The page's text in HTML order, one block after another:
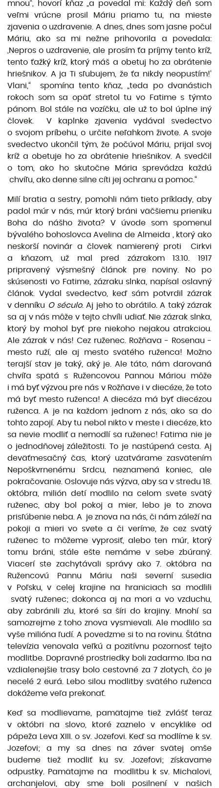
mnou“, hovorí kňaz „a povedal mi: Každý deň som
veľmi vrúcne prosil Máriu priamo tu, na mieste
zjavenia o uzdravenie. A dnes, dnes som jasne počul
Máriu, ako sa mi nežne prihovorila a povedala:
,Nepros o uzdravenie, ale prosím ťa príjmy tento kríž,
tento ťažký kríž, ktorý máš a obetuj ho za obrátenie
hriešnikov. A ja Ti sľubujem, že ťa nikdy neopustím!‘
Vlani,“ spomína tento kňaz, „teda po dvanástich
rokoch som sa opäť stretol tu vo Fatime s týmto
pánom. Bol stále na vozíčku, ale už to bol úplne iný
človek. V kaplnke zjavenia vydával svedectvo
o svojom príbehu, o určite neľahkom živote. A svoje
svedectvo ukončil tým, že počúvol Máriu, prijal svoj
kríž a obetuje ho za obrátenie hriešnikov. A svedčil
o tom, ako ho skutočne Mária sprevádza každú
chvíľu, ako denne silne cíti jej ochranu a pomoc.“
Milí bratia a sestry, pomohli nám tieto príklady, aby
padol múr v nás, múr ktorý bráni väčšiemu prieniku
Boha do nášho života? V úvode som spomenul
bývalého bohoslovca Avelina de Almeida , ktorý ako
neskorší novinár a človek namierený proti Cirkvi
a kňazom, už mal pred zázrakom 13.10. 1917
pripravený výsmešný článok pre noviny. No po
skúsenosti vo Fatime, zázraku slnka, napísal oslavný
článok. Vydal svedectvo, keď sám potvrdil zázrak
v denníku O século. Aj jeho to obrátilo. A taký zázrak
sa aj v nás môže v tejto chvíli udiať. Nie zázrak slnka,
ktorý by mohol byť pre niekoho nejakou atrakciou.
Ale zázrak v nás! Cez ruženec. Rožňava - Rosenau -
mesto ruží, ale aj mesto svätého ruženca! Možno
terajší stav je taký, aký je. Ale táto, nám darovaná
chvíľa spätá s Ružencovou Pannou Máriou môže
i má byť výzvou pre nás v Rožňave i v diecéze, že toto
má byť mesto ruženca! A diecéza má byť diecézou
ruženca. A je na každom jednom z nás, ako sa do
tohto zapojí. Aby tu nebol nikto v meste i diecéze, kto
sa nevie modliť a nemodlí sa ruženec! Fatima nie je
o jednodňovej záležitosti. To je nastúpená cesta. Aj
deväťmesačný čas, ktorý uzatvárame zasvätením
Nepoškvrnenému Srdcu, neznamená koniec, ale
pokračovanie. Oslovuje nás výzva, aby sa v stredu 18.
októbra, milión detí modlilo na celom svete svätý
ruženec, aby bol pokoj a mier, lebo je to znova
prisľúbenie neba. A je znova na nás, či nám záleží na
pokoji a mieri vo svete a či veríme, že cez svätý
ruženec to môžeme vyprosiť, alebo ten múr, ktorý
tomu bráni, stále ešte nemáme v sebe zbúraný.
Viacerí ste zachytávali správy ako 7. októbra na
Ružencovú Pannu Máriu naši severní susedia
v Poľsku, v celej krajine na hraniciach sa modlili
svätý ruženec; dokonca aj na mori a vo vzduchu,
aby zabránili zlu, ktoré sa šíri do krajiny. Mnohí sa
samozrejme z toho znova vysmievali. Ale modlilo sa
vyše milióna ľudí. A povedzme si to na rovinu. Štátna
televízia venovala veľkú a pozitívnu pozornosť tejto
modlitbe. Dopravné prostriedky boli zadarmo. Iba na
vzdialenejšie trasy bolo cestovné za 7 zlotych, čo je
necelé 2 eurá. Lebo silou modlitby svätého ruženca
dokážeme veľa prekonať.
Keď sa modlievame, pamätajme tiež zvlášť teraz
v októbri na slovo, ktoré zaznelo v encyklike od
pápeža Leva XIII. o sv. Jozefovi. Keď sa modlíme k sv.
Jozefovi; a my sa dnes na záver svätej omše
budeme tiež modliť ku sv. Jozefovi; získavame
odpustky. Pamätajme na modlitbu k sv. Michalovi,
archanjelovi, aby sme boli posilnení v našich